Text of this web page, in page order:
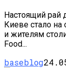
Настоящий рай
Киеве стало на
и жителям
Food...
baseblog